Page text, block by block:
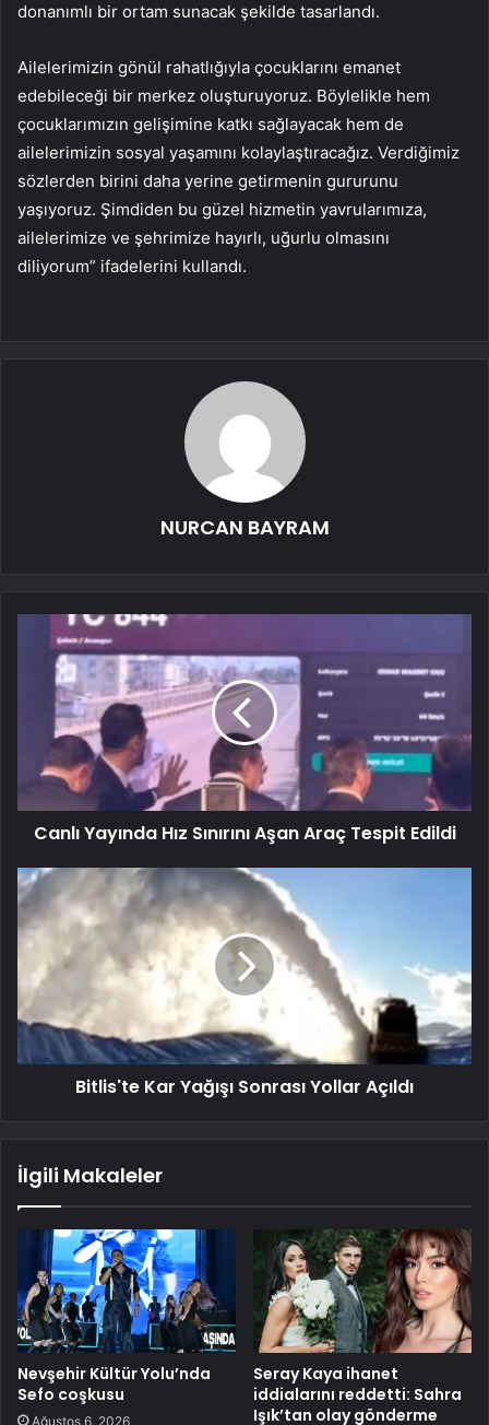
donanımlı bir ortam sunacak şekilde tasarlandı.
Ailelerimizin gönül rahatlığıyla çocuklarını emanet
edebileceği bir merkez oluşturuyoruz. Böylelikle hem
çocuklarımızın gelişimine katkı sağlayacak hem de
ailelerimizin sosyal yaşamını kolaylaştıracağız. Verdiğimiz
sözlerden birini daha yerine getirmenin gururunu
yaşıyoruz. Şimdiden bu güzel hizmetin yavrularımıza,
ailelerimize ve şehrimize hayırlı, uğurlu olmasını
diliyorum” ifadelerini kullandı.
NURCAN BAYRAM
Canlı Yayında Hız Sınırını Aşan Araç Tespit Edildi
Bitlis'te Kar Yağışı Sonrası Yollar Açıldı
İlgili Makaleler
Nevşehir Kültür Yolu’nda
Sefo coşkusu
Ağustos 6, 2026
Seray Kaya ihanet
iddialarını reddetti: Sahra
Işık’tan olay gönderme